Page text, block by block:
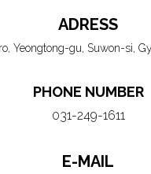
ADRESS
Yeongtong-gu, Suwon-si,
PHONE NUMBER
031-249-1611
E-MAIL